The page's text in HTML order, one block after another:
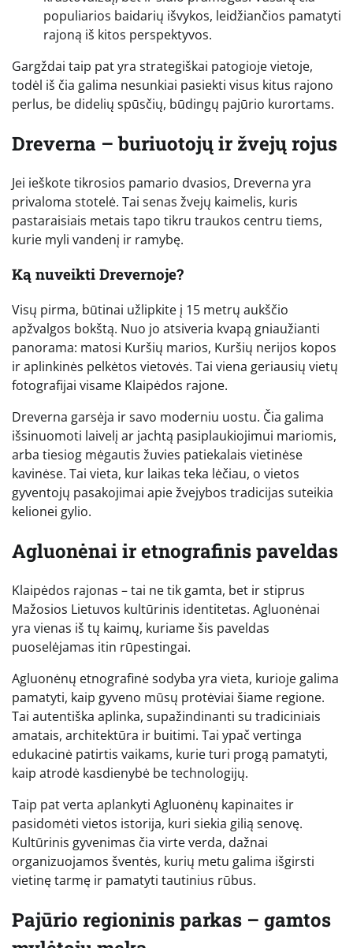
populiarios baidarių išvykos, leidžiančios pamatyti
rajoną iš kitos perspektyvos.
Gargždai taip pat yra strategiškai patogioje vietoje,
todėl iš čia galima nesunkiai pasiekti visus kitus rajono
perlus, be didelių spūsčių, būdingų pajūrio kurortams.
Dreverna – buriuotojų ir žvejų rojus
Jei ieškote tikrosios pamario dvasios, Dreverna yra
privaloma stotelė. Tai senas žvejų kaimelis, kuris
pastaraisiais metais tapo tikru traukos centru tiems,
kurie myli vandenį ir ramybę.
Ką nuveikti Drevernoje?
Visų pirma, būtinai užlipkite į 15 metrų aukščio
apžvalgos bokštą. Nuo jo atsiveria kvapą gniaužianti
panorama: matosi Kuršių marios, Kuršių nerijos kopos
ir aplinkinės pelkėtos vietovės. Tai viena geriausių vietų
fotografijai visame Klaipėdos rajone.
Dreverna garsėja ir savo moderniu uostu. Čia galima
išsinuomoti laivelį ar jachtą pasiplaukiojimui mariomis,
arba tiesiog mėgautis žuvies patiekalais vietinėse
kavinėse. Tai vieta, kur laikas teka lėčiau, o vietos
gyventojų pasakojimai apie žvejybos tradicijas suteikia
kelionei gylio.
Agluonėnai ir etnografinis paveldas
Klaipėdos rajonas – tai ne tik gamta, bet ir stiprus
Mažosios Lietuvos kultūrinis identitetas. Agluonėnai
yra vienas iš tų kaimų, kuriame šis paveldas
puoselėjamas itin rūpestingai.
Agluonėnų etnografinė sodyba yra vieta, kurioje galima
pamatyti, kaip gyveno mūsų protėviai šiame regione.
Tai autentiška aplinka, supažindinanti su tradiciniais
amatais, architektūra ir buitimi. Tai ypač vertinga
edukacinė patirtis vaikams, kurie turi progą pamatyti,
kaip atrodė kasdienybė be technologijų.
Taip pat verta aplankyti Agluonėnų kapinaites ir
pasidomėti vietos istorija, kuri siekia gilią senovę.
Kultūrinis gyvenimas čia virte verda, dažnai
organizuojamos šventės, kurių metu galima išgirsti
vietinę tarmę ir pamatyti tautinius rūbus.
Pajūrio regioninis parkas – gamtos